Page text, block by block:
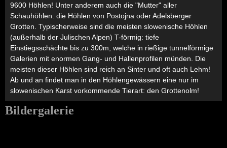
9600 Höhlen! Unter anderem auch die "Mutter" aller
Schauhöhlen: die Höhlen von Postojna oder Adelsberger
Grotten. Typischerweise sind die meisten slowenische Höhlen
(außerhalb der Julischen Alpen) T-förmig: tiefe
Einstiegsschächte bis zu 300m, welche in rießige tunnelförmige
Galerien mit enormen Gang- und Hallenprofilen münden. Die
meisten dieser Höhlen sind reich an Sinter und oft auch Lehm!
Ab und an findet man in den Höhlengewässern eine nur im
slowenischen Karst vorkommende Tierart: den Grottenolm!
Bildergalerie